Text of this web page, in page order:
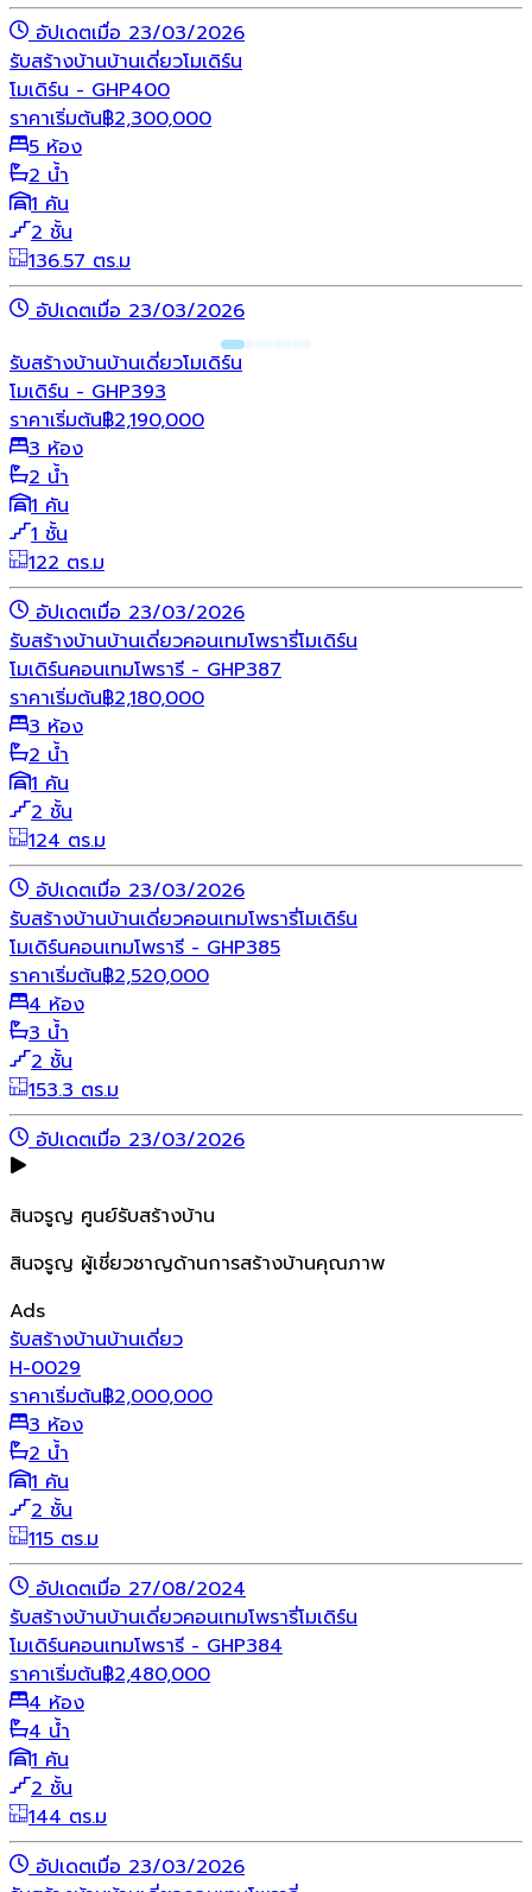
อัปเดตเมื่อ 23/03/2026
รับสร้างบ้านบ้านเดี่ยวโมเดิร์น
โมเดิร์น - GHP400
ราคาเริ่มต้น฿2,300,000
5 ห้อง
2 น้ำ
1 คัน
2 ชั้น
136.57 ตร.ม
อัปเดตเมื่อ 23/03/2026
รับสร้างบ้านบ้านเดี่ยวโมเดิร์น
โมเดิร์น - GHP393
ราคาเริ่มต้น฿2,190,000
3 ห้อง
2 น้ำ
1 คัน
1 ชั้น
122 ตร.ม
อัปเดตเมื่อ 23/03/2026
รับสร้างบ้านบ้านเดี่ยวคอนเทมโพรารี่โมเดิร์น
โมเดิร์นคอนเทมโพรารี - GHP387
ราคาเริ่มต้น฿2,180,000
3 ห้อง
2 น้ำ
1 คัน
2 ชั้น
124 ตร.ม
อัปเดตเมื่อ 23/03/2026
รับสร้างบ้านบ้านเดี่ยวคอนเทมโพรารี่โมเดิร์น
โมเดิร์นคอนเทมโพรารี - GHP385
ราคาเริ่มต้น฿2,520,000
4 ห้อง
3 น้ำ
2 ชั้น
153.3 ตร.ม
อัปเดตเมื่อ 23/03/2026
สินจรูญ ศูนย์รับสร้างบ้าน
สินจรูญ ผู้เชี่ยวชาญด้านการสร้างบ้านคุณภาพ
Ads
รับสร้างบ้านบ้านเดี่ยว
H-0029
ราคาเริ่มต้น฿2,000,000
3 ห้อง
2 น้ำ
1 คัน
2 ชั้น
115 ตร.ม
อัปเดตเมื่อ 27/08/2024
รับสร้างบ้านบ้านเดี่ยวคอนเทมโพรารี่โมเดิร์น
โมเดิร์นคอนเทมโพรารี - GHP384
ราคาเริ่มต้น฿2,480,000
4 ห้อง
4 น้ำ
1 คัน
2 ชั้น
144 ตร.ม
อัปเดตเมื่อ 23/03/2026